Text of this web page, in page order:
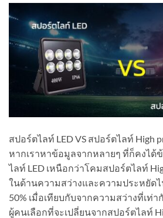
สปอร์ตไลท์ LED VS สปอร์ตไลท์ High
หากเราหาข้อมูลจากหลายๆ ที่ก็คงได้
ไลท์ LED เหนือกว่าโคมสปอร์ตไลท์
ในด้านความสว่างและความประหยัดไ
50% เมื่อเทียบกับจากความสว่างที่เท่
ผู้คนเลือกที่จะเปลี่ยนจากสปอร์ตไลท์